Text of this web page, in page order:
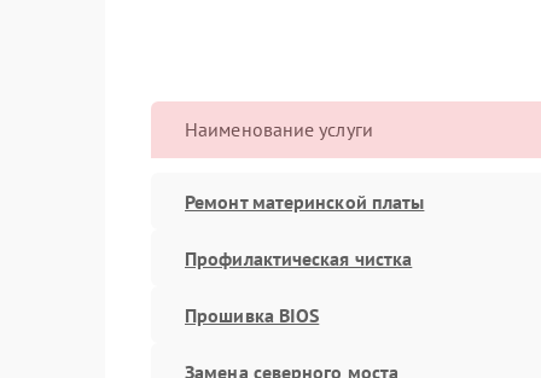
Наименование услуги
Ремонт материнской платы
Профилактическая чистка
Прошивка BIOS
Замена северного моста